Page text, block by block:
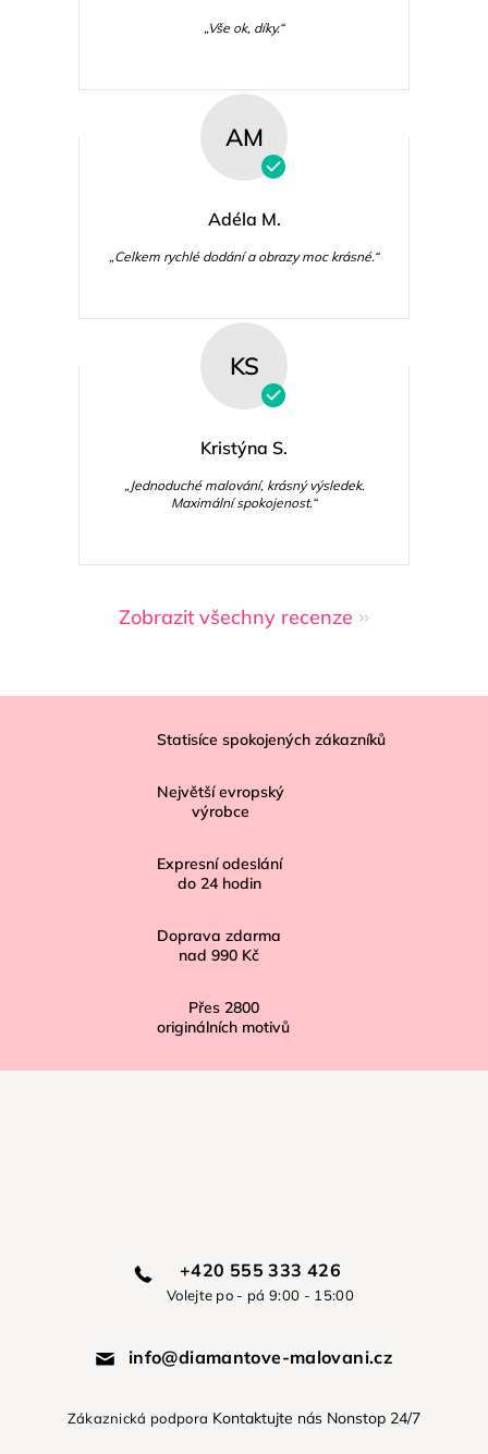
„Vše ok, díky.“
AM
Adéla M.
„Celkem rychlé dodání a obrazy moc krásné.“
KS
Kristýna S.
„Jednoduché malování, krásný výsledek.
Maximální spokojenost.“
Zobrazit všechny recenze
Statisíce spokojených zákazníků
Největší evropský
výrobce
Expresní odeslání
do 24 hodin
Doprava zdarma
nad 990 Kč
Přes 2800
originálních motivů
+420 555 333 426
Volejte po - pá 9:00 - 15:00
info@diamantove-malovani.cz
Zákaznická podpora Kontaktujte nás Nonstop 24/7